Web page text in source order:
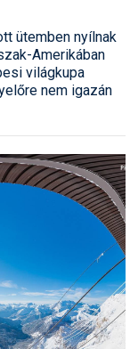
ütemben nyílnak
Amerikában
világkupa
nem igazán